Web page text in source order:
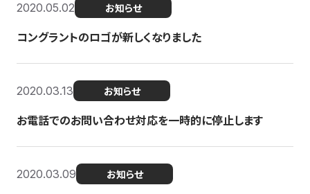
2020.05.02 お知らせ
コングラントのロゴが新しくなりました
2020.03.13 お知らせ
お電話でのお問い合わせ対応を一時的に停止します
2020.03.09 お知らせ